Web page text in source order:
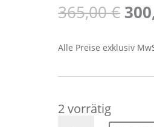
365,00€
Alle Preise exklusiv
2 vorrätig